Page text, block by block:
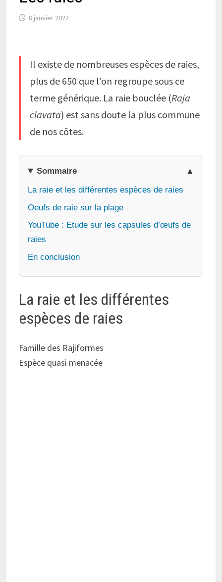
8 janvier 2022
Il existe de nombreuses espèces de raies,
plus de 650 que l’on regroupe sous ce
terme générique. La raie bouclée (Raja
clavata) est sans doute la plus commune
de nos côtes.
Sommaire
La raie et les différentes espèces de raies
Oeufs de raie sur la plage
YouTube : Etude sur les capsules d’œufs de
raies
En conclusion
La raie et les différentes
espèces de raies
Famille des Rajiformes
Espèce quasi menacée